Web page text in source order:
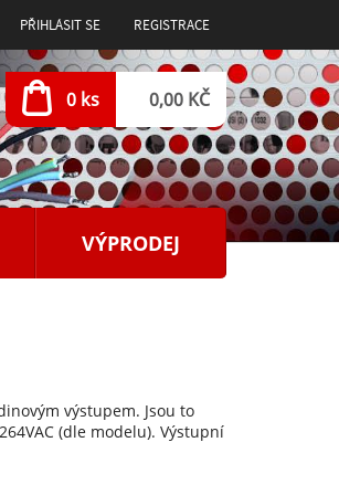
PŘIHLÁSIT SE REGISTRACE
0 ks 0,00 KČ
VÝPRODEJ
výstupem. Jsou to
(dle modelu). Výstupní